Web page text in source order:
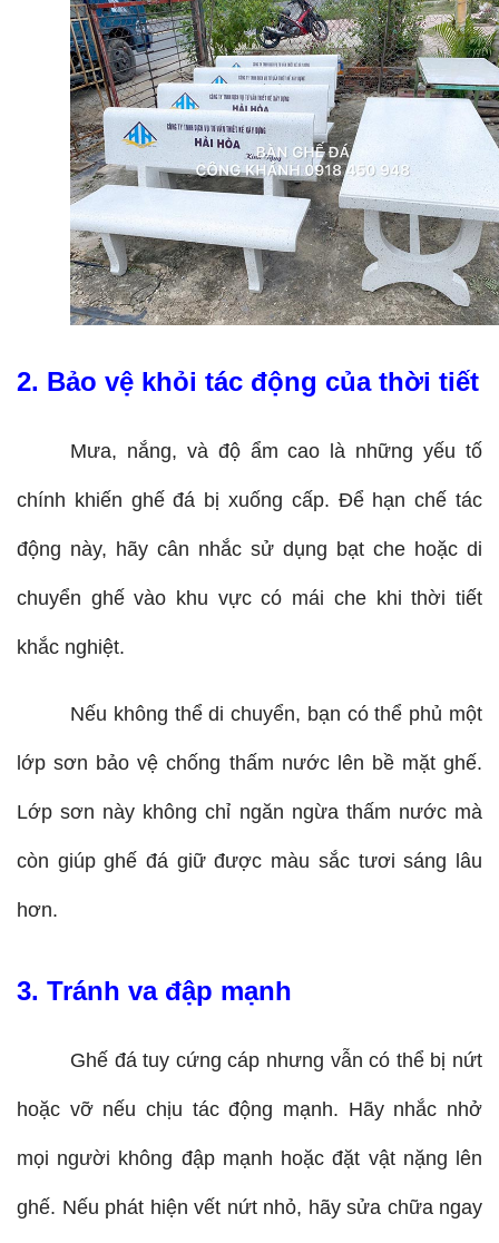
2. Bảo vệ khỏi tác động của thời tiết
Mưa, nắng, và độ ẩm cao là những yếu tố
chính khiến ghế đá bị xuống cấp. Để hạn chế tác
động này, hãy cân nhắc sử dụng bạt che hoặc di
chuyển ghế vào khu vực có mái che khi thời tiết
khắc nghiệt.
Nếu không thể di chuyển, bạn có thể phủ một
lớp sơn bảo vệ chống thấm nước lên bề mặt ghế.
Lớp sơn này không chỉ ngăn ngừa thấm nước mà
còn giúp ghế đá giữ được màu sắc tươi sáng lâu
hơn.
3. Tránh va đập mạnh
Ghế đá tuy cứng cáp nhưng vẫn có thể bị nứt
hoặc vỡ nếu chịu tác động mạnh. Hãy nhắc nhở
mọi người không đập mạnh hoặc đặt vật nặng lên
ghế. Nếu phát hiện vết nứt nhỏ, hãy sửa chữa ngay